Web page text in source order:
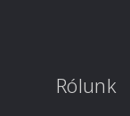
Rólunk